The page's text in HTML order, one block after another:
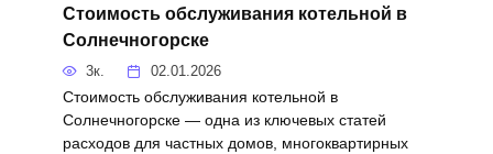
Стоимость обслуживания котельной в
Солнечногорске
3к. 02.01.2026
Стоимость обслуживания котельной в
Солнечногорске — одна из ключевых статей
расходов для частных домов, многоквартирных